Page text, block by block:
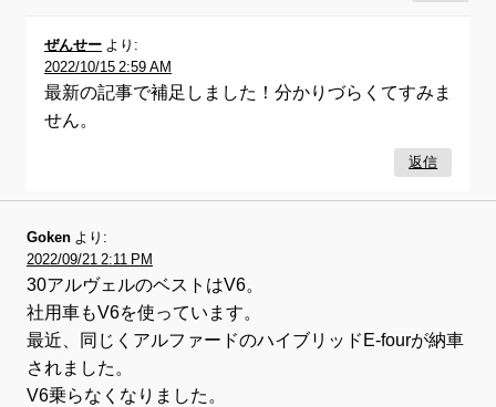
ぜんせー より:
2022/10/15 2:59 AM
最新の記事で補足しました！分かりづらくてすみま
せん。
返信
Goken より:
2022/09/21 2:11 PM
30アルヴェルのベストはV6。
社用車もV6を使っています。
最近、同じくアルファードのハイブリッドE-fourが納車
されました。
V6乗らなくなりました。